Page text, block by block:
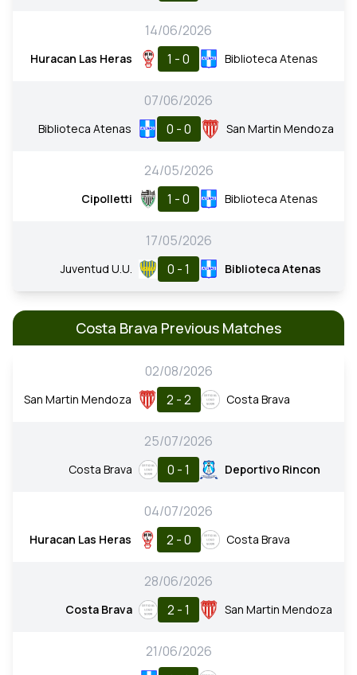
14/06/2026
Huracan Las Heras 1 - 0 Biblioteca Atenas
07/06/2026
Biblioteca Atenas 0 - 0 San Martin Mendoza
24/05/2026
Cipolletti 1 - 0 Biblioteca Atenas
17/05/2026
Juventud U.U. 0 - 1 Biblioteca Atenas
Costa Brava Previous Matches
02/08/2026
San Martin Mendoza 2 - 2 Costa Brava
25/07/2026
Costa Brava 0 - 1 Deportivo Rincon
04/07/2026
Huracan Las Heras 2 - 0 Costa Brava
28/06/2026
Costa Brava 2 - 1 San Martin Mendoza
21/06/2026